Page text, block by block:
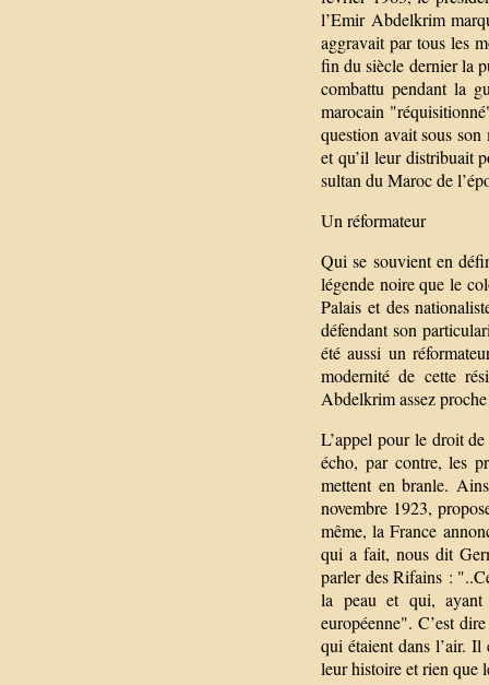
l’Emir Abdelkrim
aggravait par tous les
fin du siècle dernier la
combattu pendant la
marocain
question avait sous son
et qu’il leur distribuait
sultan du Maroc de
Un réformateur
Qui se souvient en
légende noire que le
Palais et des
défendant son
été aussi un
modernité de cette
Abdelkrim assez
L’appel pour le droit
écho, par contre, les
mettent en branle.
novembre 1923,
même, la France
qui a fait, nous dit
parler des Rifains :
la peau et qui, ayant
européenne". C’est
qui étaient dans l’air.
leur histoire et rien que